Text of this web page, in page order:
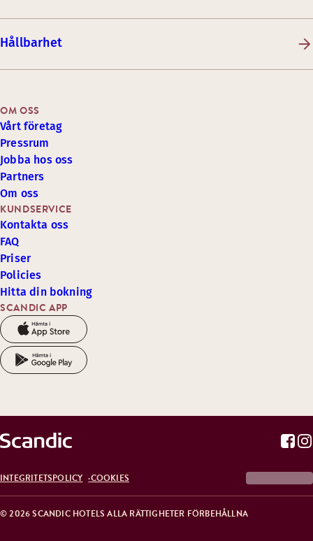
Hållbarhet
SCANDIC APP
KUNDSERVICE
Kontakta oss
FAQ
Priser
Policies
Hitta din bokning
OM OSS
Vårt företag
Pressrum
Jobba hos oss
Partners
Om oss
© 2026 SCANDIC HOTELS ALLA RÄTTIGHETER FÖRBEHÅLLNA
INTEGRITETSPOLICY COOKIES